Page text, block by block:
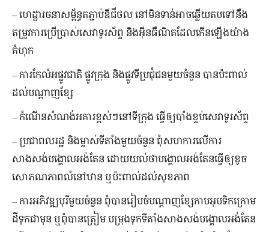
– ហេដ្ឋារចនាសម្ព័ន្ធ​តភ្ជាប់​ឌីជីថល នៅ​មិន​ទាន់​អាច​ឆ្លើយ​តប​ទៅ​នឹង​
តម្រូវការ​ប្រើប្រាស់​សេវា​ទូរស័ព្ទ និង​អ៊ីនធឺណិត​ដែល​កើន​ឡើង​យ៉ាង​
គំហុក
– ការ​កែ​លំអ​ផ្លូវជាតិ ផ្លូវ​ក្រុង និង​ផ្លូវ​ទីប្រជុំជន​មួយ​ចំនួន បាន​ប៉ះពាល់​
ដល់​បណ្ដាញ​​ខ្សែ
– កំណើន​សំណង់​អគារ​ខ្ពស់​ៗ​នៅ​ទីក្រុង ធ្វើឲ្យ​បាំង​ខ្ទប់​សេវា​ទូរស័ព្ទ
– ប្រជាពលរដ្ឋ និង​ម្ចាស់​ទីតាំង​មួយ​ចំនួន ពុំ​សហការ​លើ​ការ​
សាងសង់​បង្គោល​អង់តែន ដោយ​យល់​ថាបង្គោល​អង់តែន​ធ្វើឲ្យ​ខូច​
សោភណភាព​លំនៅឋាន ឬ​ប៉ះពាល់​ដល់​សុខភាព
– ការ​អភិវឌ្ឍ​បុរី​មួយ​ចំនួន ពុំ​បាន​រៀបចំ​បណ្ដាញ​ខ្សែកាប​អុបទិក​ក្រោម​
ដី​ទុក​ជាមុន ឬ​ពុំ​បាន​ត្រៀម បម្រុង​ទុក​ទីតាំង​សាងសង់​បង្គោល​អង់តែន